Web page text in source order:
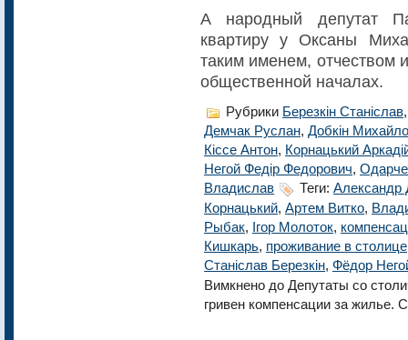
А народный депутат
квартиру у Оксаны
таким именем, отчеством
общественной началах.
Рубрики Березкін Станіслав
Демчак Руслан, Добкін Михайло
Кіссе Антон, Корнацький
Негой Федір Федорович,
Владислав
Теги: Александр
Корнацький, Артем Витко,
Рыбак, Ігор Молоток,
Кишкарь, проживание в столице
Станіслав Березкін, Фёдор
Вимкнено до Депутаты со
гривен компенсации за жилье.